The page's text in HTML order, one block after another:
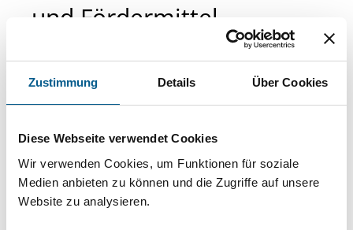
Zustimmung Details Über Cookies
Diese Webseite verwendet Cookies
Wir verwenden Cookies, um Funktionen für soziale
Medien anbieten zu können und die Zugriffe auf unsere
Website zu analysieren.
und Fördermittel
Sie suchen finanzielle Unterstützung für ein
Projekt oder ein Vorhaben? Hier können Sie
Stiftungsdatenbank recherchieren. Bei der
Suche bitte die Groß- und Kleinschreibung
beachten.